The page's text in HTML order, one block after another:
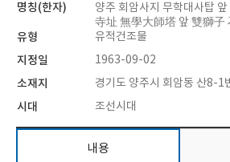
명칭(한자)
양주 회암사지 무학대사탑
寺址 無學大師塔 앞 雙獅子
유형 유적건조물
지정일 1963-09-02
소재지 경기도 양주시 회암동 산8-1
시대 조선시대
내용